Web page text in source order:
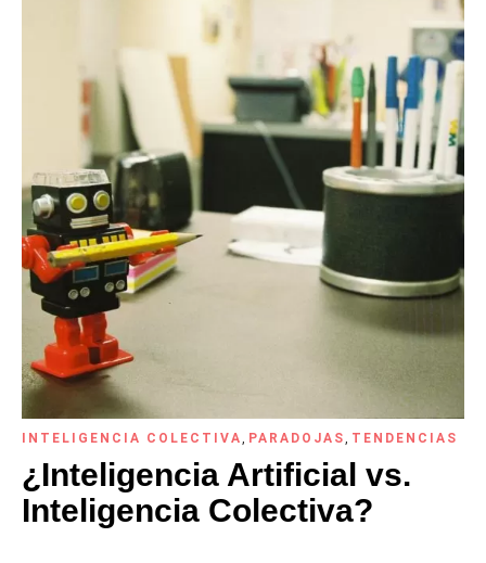
INTELIGENCIA COLECTIVA, PARADOJAS, TENDENCIAS
¿Inteligencia Artificial vs.
Inteligencia Colectiva?